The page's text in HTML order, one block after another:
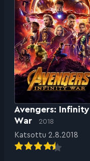
Avengers: Infinity
War
2018
Katsottu 2.8.2018